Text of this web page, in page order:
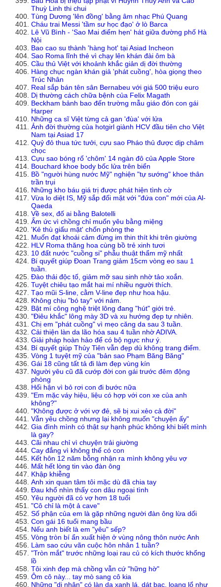
Thuỳ Linh thi chui
Tùng Dương 'lên đồng' bằng âm nhạc Phú Quang
Cháu trai Messi 'tầm sư học đạo' ở lò Barca
Lê Vũ Bình - 'Sao Mai điểm hẹn' hát giữa đường phố Hà
Nội
Bao cao su thành 'hàng hot' tại Asiad Incheon
Sao Roma lĩnh thẻ vì chạy lên khán đài ôm bà
Cầu thủ Việt với khoảnh khắc giản dị đời thường
Hàng chục ngàn khán giả 'phát cuồng', hòa giọng theo
Trúc Nhân
Real sắp bán tên sân Bernabeu với giá 500 triệu euro
Dị thường cách chữa bệnh của Felix Magath
Beckham bảnh bao đến trường mẫu giáo đón con gái
Harper
Những ca sĩ Việt từng cả gan 'đùa' với lửa
Ảnh đời thường của hotgirl giành HCV đầu tiên cho Việt
Nam tại Asiad 17
Quỷ đỏ thua tức tưởi, cựu sao Pháo thủ được dịp châm
chọc
Cựu sao bóng rổ 'chôm' 14 ngàn đô của Apple Store
Bouchard khoe body bốc lửa trên biển
Bồ "người hùng nước Mỹ" nghiện "tự sướng" khoe thân
trần trụi
Những kho báu giá trị được phát hiện tình cờ
Vừa lo diệt IS, Mỹ sắp đối mặt với "đứa con" mới của Al-
Qaeda
Về sex, đố ai bằng Balotelli
Ấm ức vì chồng chỉ muốn yêu bằng miệng
'Kẻ thù giấu mặt' chốn phòng the
Muốn đạt khoái cảm đừng im thin thít khi trên giường
HLV Roma thăng hoa cùng bồ trẻ xinh tươi
10 đất nước "cuồng si" phẫu thuật thẩm mỹ nhất
Bí quyết giúp Đoan Trang giảm 15cm vòng eo sau 1
tuần.
Đào thải độc tố, giảm mỡ sau sinh nhờ tảo xoắn.
Tuyệt chiêu tạo mắt hai mí nhiều người thích.
Tạo mũi S-line, cằm V-line đẹp như hoa hậu.
Không chịu "bó tay" với nám.
Bật mí công nghệ triệt lông đang "hút" giới trẻ.
"Điêu khắc" lông mày 3D và xu hướng đẹp tự nhiên.
Chị em "phát cuồng" vì mẹo căng da sau 3 tuần.
Cải thiện làn da lão hóa sau 4 tuần nhờ ADIVA.
Giải pháp hoàn hảo để có bộ ngực như ý.
Bí quyết giúp Thủy Tiên vẫn đẹp dù không trang điểm.
Vòng 1 tuyệt mỹ của "bản sao Phạm Băng Băng"
Gái 18 cũng tất tả đi làm đẹp vùng kín
Người yêu cũ đã cướp đời con gái trước đêm động
phòng
Hối hận vì bỏ rơi con đi bước nữa
"Em mặc váy hiệu, liệu có hợp với con xe của anh
không?"
"Không được ở với vợ đẻ, sẽ bị xui xẻo cả đời"
Vẫn yêu chồng nhưng lại không muốn "chuyện ấy"
Gia đình mình có thật sự hạnh phúc không khi biết mình
là gay?
Cãi nhau chỉ vì chuyện trải giường
Cay đắng vì không thể có con
Kết hôn 12 năm bỗng nhận ra mình không yêu vợ
Mất hết lòng tin vào đàn ông
Khập khiễng
Anh xin quan tâm tôi mặc dù đã chia tay
Đau khổ nhìn thấy con dâu ngoại tình
Yêu người đã có vợ hơn 18 tuổi
"Cô chỉ là một ả cave"
Số phận của em là gặp những người đàn ông lừa dối
Con gái 16 tuổi mang bầu
Nếu anh biết là em "yêu" sếp?
Vòng tròn bí ẩn xuất hiện ở vùng nông thôn nước Anh
Làm sao cứu vãn cuộc hôn nhân 1 tuần?
"Tròn mắt" trước những loại rau củ có kích thước khổng
lồ
Tôi xinh đẹp mà chồng vẫn cứ "hững hờ"
Ôm cô này... tay mò sang cô kia
Những "dị nhân" có làn da xanh lá, dát bạc, loang lổ như